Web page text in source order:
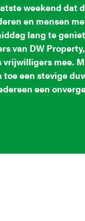
weekend dat
en mensen
lang te
van DW
vrijwilligers mee.
een stevige
een